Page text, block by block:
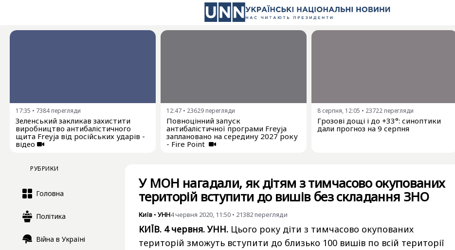
17:35 • 7384 перегляди
Зеленський закликав захистити
виробництво антибалістичного
щита Freyja від російських ударів -
відео
12:47 • 23629 перегляди
Повноцінний запуск
антибалістичної програми Freyja
заплановано на середину 2027 року
- Fire Point
8 серпня, 12:05 • 23722 перегляди
Грозові дощі і до +33°: синоптики
дали прогноз на 9 серпня
РУБРИКИ
Головна
Політика
Війна в Україні
У МОН нагадали, як дітям з тимчасово окупованих
територій вступити до вишів без складання ЗНО
Київ • УНН4 червня 2020, 11:50 • 21382перегляди
КИЇВ. 4 червня. УНН. Цього року діти з тимчасово окупованих
територій зможуть вступити до близько 100 вишів по всій території